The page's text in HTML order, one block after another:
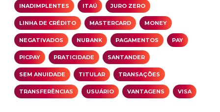
INADIMPLENTES ITAÚ JURO ZERO
LINHA DE CRÉDITO MASTERCARD MONEY
NEGATIVADOS NUBANK PAGAMENTOS PAY
PICPAY PRATICIDADE SANTANDER
SEM ANUIDADE TITULAR TRANSAÇÕES
TRANSFERÊNCIAS USUÁRIO VANTAGENS VISA